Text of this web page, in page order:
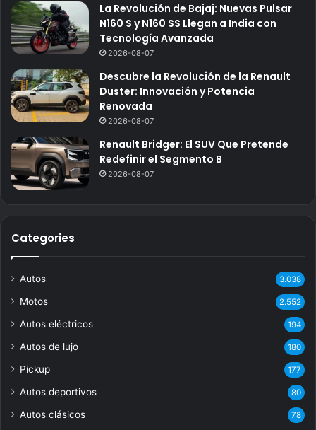
La Revolución de Bajaj: Nuevas Pulsar
N160 S y N160 SS Llegan a India con
Tecnología Avanzada
2026-08-07
Descubre la Revolución de la Renault
Duster: Innovación y Potencia
Renovada
2026-08-07
Renault Bridger: El SUV Que Pretende
Redefinir el Segmento B
2026-08-07
Categories
Autos 3.038
Motos 2.552
Autos eléctricos 194
Autos de lujo 180
Pickup 177
Autos deportivos 80
Autos clásicos 78